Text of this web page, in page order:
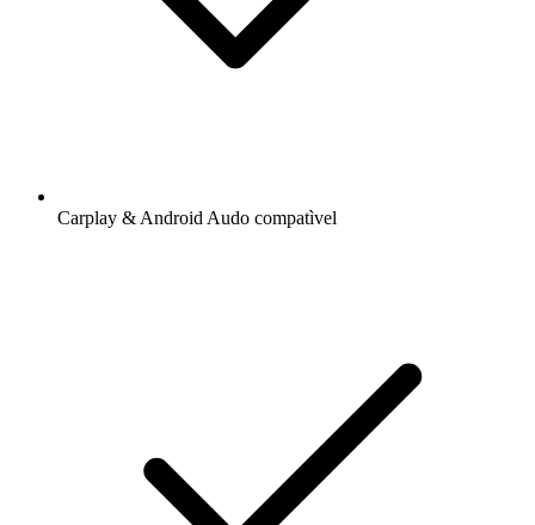
Carplay & Android Audo compatìvel